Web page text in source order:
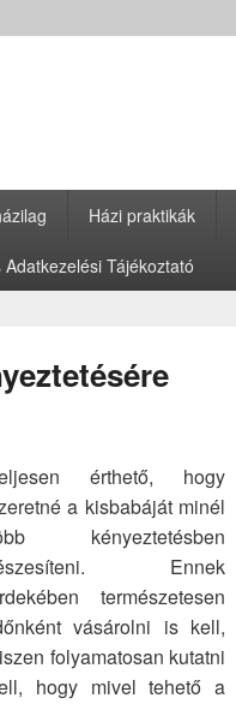
Házi praktikák
Adatkezelési Tájékoztató
érthető, hogy
a kisbabáját minél
kényeztetésben
Ennek
természetesen
vásárolni is kell,
folyamatosan kutatni
hogy mivel tehető a